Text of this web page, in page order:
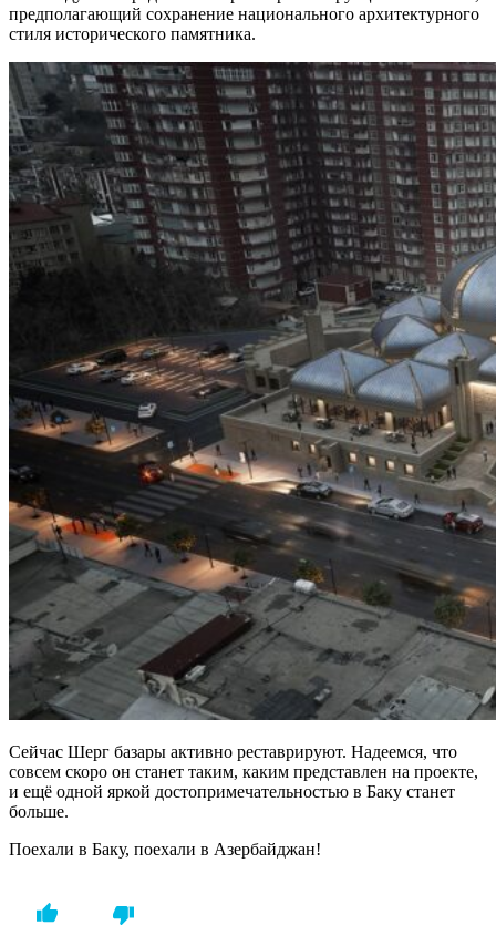
предполагающий сохранение национального архитектурного
стиля исторического памятника.
Сейчас Шерг базары активно реставрируют. Надеемся, что
совсем скоро он станет таким, каким представлен на проекте,
и ещё одной яркой достопримечательностью в Баку станет
больше.
Поехали в Баку, поехали в Азербайджан!